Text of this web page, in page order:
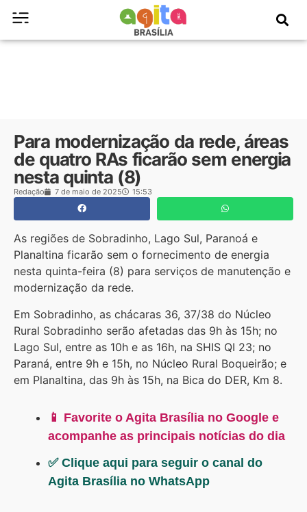
Para modernização da rede, áreas
de quatro RAs ficarão sem energia
nesta quinta (8)
Redação 7 de maio de 2025 15:53
As regiões de Sobradinho, Lago Sul, Paranoá e
Planaltina ficarão sem o fornecimento de energia
nesta quinta-feira (8) para serviços de manutenção e
modernização da rede.
Em Sobradinho, as chácaras 36, 37/38 do Núcleo
Rural Sobradinho serão afetadas das 9h às 15h; no
Lago Sul, entre as 10h e as 16h, na SHIS QI 23; no
Paraná, entre 9h e 15h, no Núcleo Rural Boqueirão; e
em Planaltina, das 9h às 15h, na Bica do DER, Km 8.
📱 Favorite o Agita Brasília no Google e
acompanhe as principais notícias do dia
✅ Clique aqui para seguir o canal do
Agita Brasília no WhatsApp